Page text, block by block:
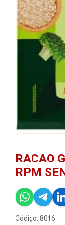
RACAO
RPM
Código: 8016